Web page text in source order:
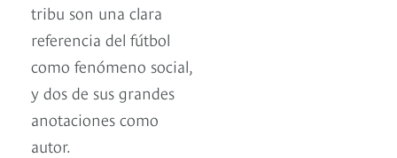
tribu son una clara
referencia del fútbol
como fenómeno social,
y dos de sus grandes
anotaciones como
autor.